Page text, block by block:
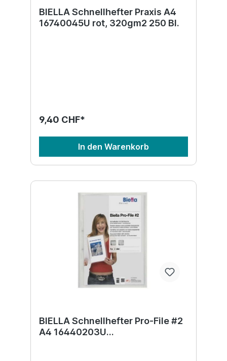
BIELLA Schnellhefter Praxis A4
16740045U rot, 320gm2 250 Bl.
9,40 CHF*
In den Warenkorb
BIELLA Schnellhefter Pro-File #2
A4 16440203U